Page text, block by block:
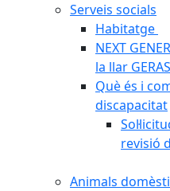
Serveis socials
Habitatge
NEXT
la llar GERAS
Què és i
discapacitat
revisió
Animals